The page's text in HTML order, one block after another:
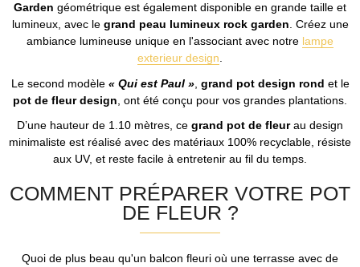
Garden géométrique est également disponible en grande taille et
lumineux, avec le grand peau lumineux rock garden. Créez une
ambiance lumineuse unique en l'associant avec notre lampe
exterieur design.
Le second modèle « Qui est Paul », grand pot design rond et le
pot de fleur design , ont été conçu pour vos grandes plantations.
D’une hauteur de 1.10 mètres, ce grand pot de fleurau design
minimaliste est réalisé avec des matériaux 100% recyclable, résiste
aux UV, et reste facile à entretenir au fil du temps.
COMMENT PRÉPARER VOTRE POT
DE FLEUR ?
Quoi de plus beau qu'un balcon fleuri où une terrasse avec de